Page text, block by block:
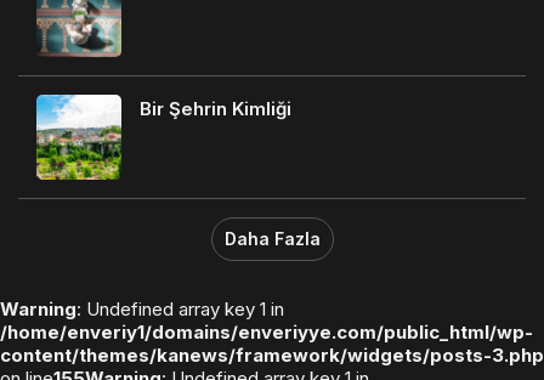
Bir Şehrin Kimliği
Daha Fazla
Warning: Undefined array key 1 in
/home/enveriy1/domains/enveriyye.com/public_html/wp-
content/themes/kanews/framework/widgets/posts-3.php